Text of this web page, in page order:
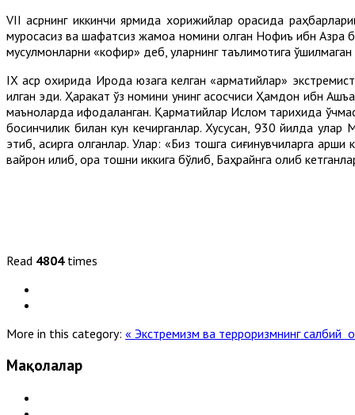
VII асрнинг иккинчи ярмида хорижийлар орасида
муросасиз ва шафқатсиз жамоа номини олган Нофиъ ибн Азрақ
мусулмонларни «кофир» деб, уларнинг таълимотига
IX аср охирида Ироқда юзага келган «қарматийлар»
қилган эди. Ҳаракат ўз номини унинг асосчиси Ҳамдон ибн
маъноларда ифодаланган. Қарматийлар Ислом тарихида
босқинчилик билан кун кечирганлар. Хусусан, 930 йилда
этиб, асирга олганлар. Улар: «Биз тошга сиғинувчиларга
вайрон қилиб, қора тошни иккига бўлиб, Баҳрайнга олиб
Read 4804times
More in this category: « Экстремизм ва терроризмнинг салбий
Мақолалар